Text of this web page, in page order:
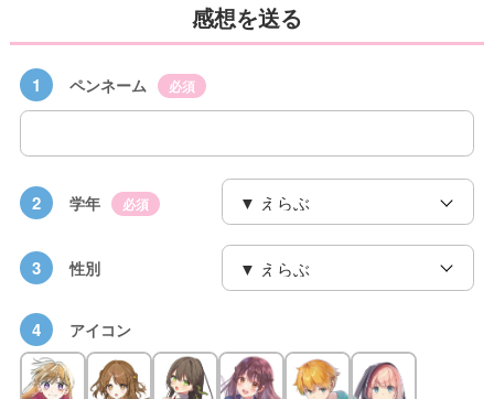
感想を送る
1 ペンネーム 必須
2 学年 必須
3 性別
4 アイコン